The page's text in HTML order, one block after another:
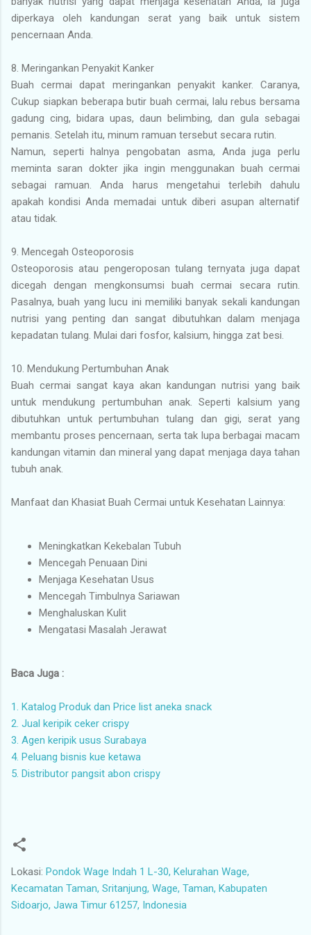
diperkaya oleh kandungan serat yang baik untuk sistem
pencernaan Anda.
8. Meringankan Penyakit Kanker
Buah cermai dapat meringankan penyakit kanker. Caranya,
Cukup siapkan beberapa butir buah cermai, lalu rebus bersama
gadung cing, bidara upas, daun belimbing, dan gula sebagai
pemanis. Setelah itu, minum ramuan tersebut secara rutin.
Namun, seperti halnya pengobatan asma, Anda juga perlu
meminta saran dokter jika ingin menggunakan buah cermai
sebagai ramuan. Anda harus mengetahui terlebih dahulu
apakah kondisi Anda memadai untuk diberi asupan alternatif
atau tidak.
9. Mencegah Osteoporosis
Osteoporosis atau pengeroposan tulang ternyata juga dapat
dicegah dengan mengkonsumsi buah cermai secara rutin.
Pasalnya, buah yang lucu ini memiliki banyak sekali kandungan
nutrisi yang penting dan sangat dibutuhkan dalam menjaga
kepadatan tulang. Mulai dari fosfor, kalsium, hingga zat besi.
10. Mendukung Pertumbuhan Anak
Buah cermai sangat kaya akan kandungan nutrisi yang baik
untuk mendukung pertumbuhan anak. Seperti kalsium yang
dibutuhkan untuk pertumbuhan tulang dan gigi, serat yang
membantu proses pencernaan, serta tak lupa berbagai macam
kandungan vitamin dan mineral yang dapat menjaga daya tahan
tubuh anak.
Manfaat dan Khasiat Buah Cermai untuk Kesehatan Lainnya:
Meningkatkan Kekebalan Tubuh
Mencegah Penuaan Dini
Menjaga Kesehatan Usus
Mencegah Timbulnya Sariawan
Menghaluskan Kulit
Mengatasi Masalah Jerawat
Baca Juga :
1. Katalog Produk dan Price list aneka snack
2. Jual keripik ceker crispy
3. Agen keripik usus Surabaya
4. Peluang bisnis kue ketawa
5. Distributor pangsit abon crispy
Lokasi: Pondok Wage Indah 1 L-30, Kelurahan Wage,
Kecamatan Taman, Sritanjung, Wage, Taman, Kabupaten
Sidoarjo, Jawa Timur 61257, Indonesia